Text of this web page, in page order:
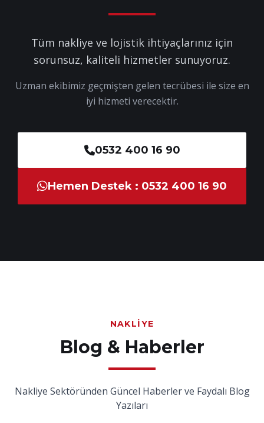
Tüm nakliye ve lojistik ihtiyaçlarınız için
sorunsuz, kaliteli hizmetler sunuyoruz.
Uzman ekibimiz geçmişten gelen tecrübesi ile size en
iyi hizmeti verecektir.
0532 400 16 90
Hemen Destek : 0532 400 16 90
NAKLIYE
Blog & Haberler
Nakliye Sektöründen Güncel Haberler ve Faydalı Blog
Yazıları